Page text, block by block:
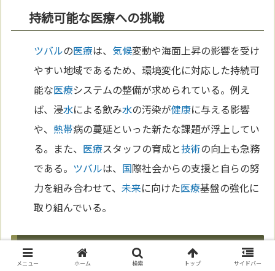
持続可能な医療への挑戦
ツバルの医療は、気候変動や海面上昇の影響を受け
やすい地域であるため、環境変化に対応した持続可
能な医療システムの整備が求められている。例え
ば、浸水による飲み水の汚染が健康に与える影響
や、熱帯病の蔓延といった新たな課題が浮上してい
る。また、 医療スタッフの育成と技術の向上も急務
である。 ツバルは、 国際社会からの支援と自らの努
力を組み合わせて、未来に向けた医療基盤の強化に
取り組んでいる。
第9章 ツバルの未来像―持続可能な発展と
移住の選択肢
メニュー ホーム 検索 トップ サイドバー